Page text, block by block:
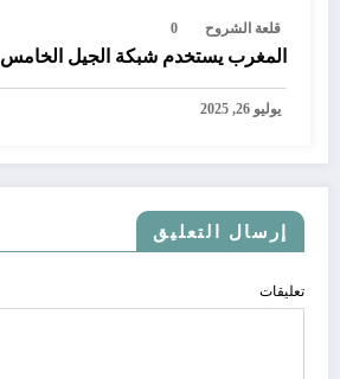
قلعة الشروح 0
المغرب يستخدم شبكة الجيل الخامس 5G واخيرا
يوليو 26, 2025
إرسال التعليق
تعليقات